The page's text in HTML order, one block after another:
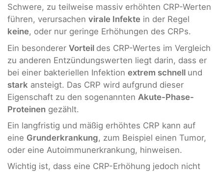
Schwere, zu teilweise massiv erhöhten CRP-Werten
führen, verursachen virale Infekte in der Regel
keine, oder nur geringe Erhöhungen des CRPs.
Ein besonderer Vorteil des CRP-Wertes im Vergleich
zu anderen Entzündungswerten liegt darin, dass er
bei einer bakteriellen Infektion extrem schnell und
stark ansteigt. Das CRP wird aufgrund dieser
Eigenschaft zu den sogenannten Akute-Phase-
Proteinen gezählt.
Ein langfristig und mäßig erhöhtes CRP kann auf
eine Grunderkrankung, zum Beispiel einen Tumor,
oder eine Autoimmunerkrankung, hinweisen.
Wichtig ist, dass eine CRP-Erhöhung jedoch nicht